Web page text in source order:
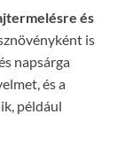
és
is
napsárga
és a
például